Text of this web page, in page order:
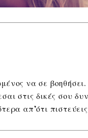
να σε
στις δικές σου
απ’ότι